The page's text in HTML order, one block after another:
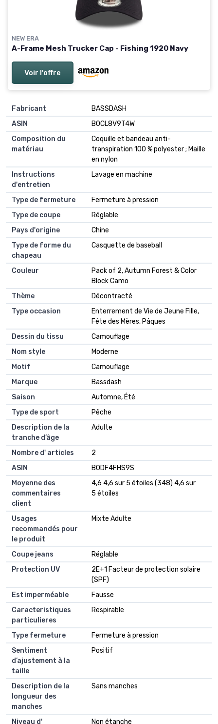
NEW ERA
A-Frame Mesh Trucker Cap - Fishing 1920 Navy
Voir l'offre
Fabricant
BASSDASH
ASIN
B0CL8V9T4W
Composition du
matériau
Coquille et bandeau anti-
transpiration 100 % polyester ; Maille
en nylon
Instructions
d'entretien
Lavage en machine
Type de fermeture
Fermeture à pression
Type de coupe
Réglable
Pays d'origine
Chine
Type de forme du
chapeau
Casquette de baseball
Couleur
Pack of 2, Autumn Forest & Color
Block Camo
Thème
Décontracté
Type occasion
Enterrement de Vie de Jeune Fille,
Fête des Mères, Pâques
Dessin du tissu
Camouflage
Nom style
Moderne
Motif
Camouflage
Marque
Bassdash
Saison
Automne, Été
Type de sport
Pêche
Description de la
tranche d’âge
Adulte
Nombre d' articles
2
ASIN
B0DF4FHS9S
Moyenne des
commentaires
client
4,6 4,6 sur 5 étoiles (348) 4,6 sur
5 étoiles
Usages
recommandés pour
le produit
Mixte Adulte
Coupe jeans
Réglable
Protection UV
2E+1 Facteur de protection solaire
(SPF)
Est imperméable
Fausse
Caracteristiques
particulieres
Respirable
Type fermeture
Fermeture à pression
Sentiment
d’ajustement à la
taille
Positif
Description de la
longueur des
manches
Sans manches
Niveau d'
Non étanche